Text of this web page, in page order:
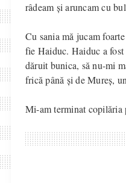
râdeam și aruncam cu
Cu sania mă jucam
fie Haiduc. Haiduc a
dăruit bunica, să nu-mi
frică până și de Mureș,
Mi-am terminat